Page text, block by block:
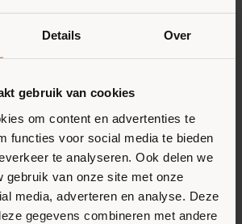
Details Over
gebruik van cookies
om content en advertenties te
functies voor social media te bieden
te analyseren. Ook delen we
gebruik van onze site met onze
media, adverteren en analyse. Deze
gegevens combineren met andere
pizzabodem zit
Hierdoor is de pizza
normale pizza. Zo zit er
wel 37%
te weten, je proeft er
omdat de smaak zo
‘m dus gemakkelijk met
beleggen. De opties